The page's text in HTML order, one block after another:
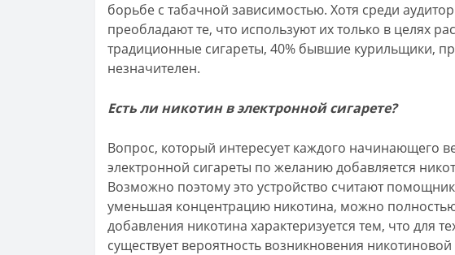
борьбе с табачной зависимостью. Хотя среди
преобладают те, что используют их только в целях
традиционные сигареты, 40% бывшие курильщики,
незначителен.
Есть ли никотин в электронной сигарете?
Вопрос, который интересует каждого начинающего
электронной сигареты по желанию добавляется
Возможно поэтому это устройство считают
уменьшая концентрацию никотина, можно полностью
добавления никотина характеризуется тем, что для
существует вероятность возникновения